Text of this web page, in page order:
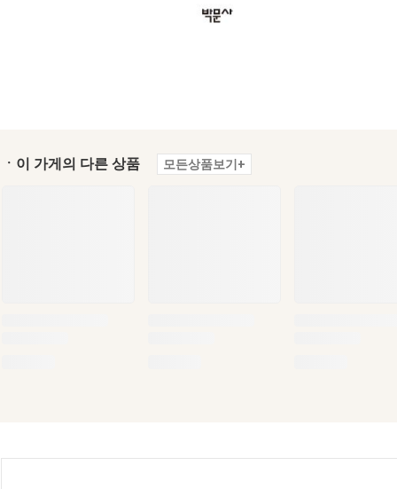
ㆍ이 가게의 다른 상품 모든상품보기+